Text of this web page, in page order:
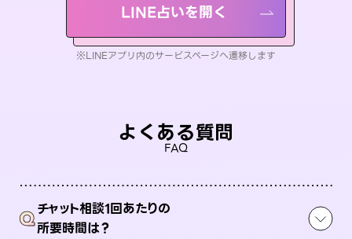
LINE占いを開く
※LINEアプリ内のサービスページへ遷移します
よくある質問
FAQ
Qチャット相談1回あたりの
所要時間は？